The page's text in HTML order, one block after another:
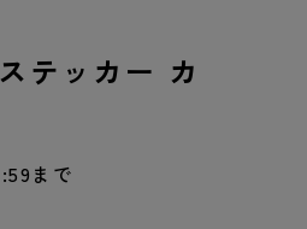
テッカー カ
まで